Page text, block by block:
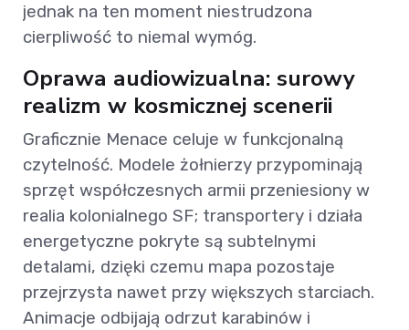
jednak na ten moment niestrudzona
cierpliwość to niemal wymóg.
Oprawa audiowizualna: surowy
realizm w kosmicznej scenerii
Graficznie Menace celuje w funkcjonalną
czytelność. Modele żołnierzy przypominają
sprzęt współczesnych armii przeniesiony w
realia kolonialnego SF; transportery i działa
energetyczne pokryte są subtelnymi
detalami, dzięki czemu mapa pozostaje
przejrzysta nawet przy większych starciach.
Animacje odbijają odrzut karabinów i